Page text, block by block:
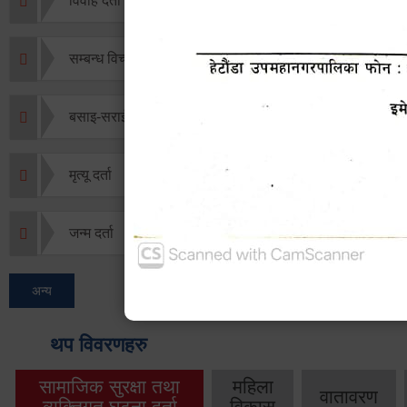
सम्बन्ध विच्छेद दर्ता
बसाइ-सराई जाने/आउने दर्ता
मृत्यू दर्ता
जन्म दर्ता
अन्य
थप विवरणहरु
सामाजिक सुरक्षा तथा
महिला
वातावरण